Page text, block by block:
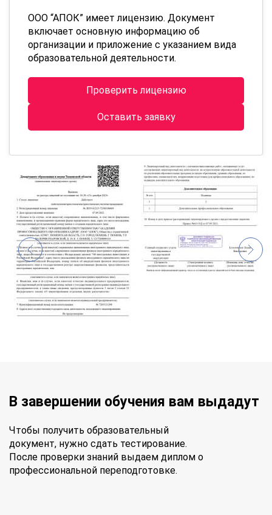
ООО “АПОК” имеет лицензию. Документ
включает основную информацию об
организации и приложение с указанием вида
образовательной деятельности.
Проверить лицензию
Оставить заявку
В завершении обучения вам выдадут
Чтобы получить образовательный
документ, нужно сдать тестирование.
После проверки знаний выдаем диплом о
профессиональной переподготовке.